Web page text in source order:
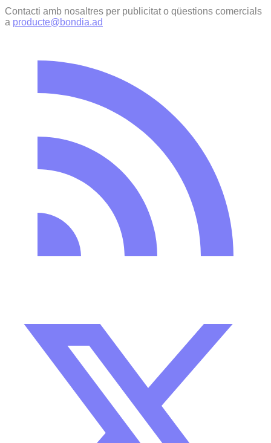
Contacti amb nosaltres per publicitat o qüestions comercials
a producte@bondia.ad